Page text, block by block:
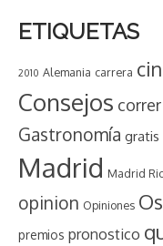
ETIQUETAS
2010 Alemania carrera
Consejos correr
Gastronomía gratis
Madrid Madrid
opinion Opiniones
premios pronostico